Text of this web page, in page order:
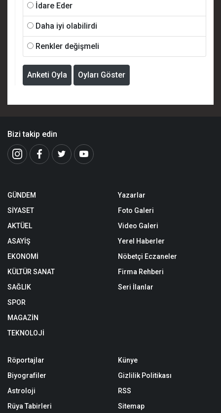
İdare Eder
Daha iyi olabilirdi
Renkler değişmeli
Anketi Oyla Oyları Göster
Bizi takip edin
GÜNDEM
SİYASET
AKTÜEL
ASAYİŞ
EKONOMİ
KÜLTÜR SANAT
SAĞLIK
SPOR
MAGAZİN
TEKNOLOJİ
Yazarlar
Foto Galeri
Video Galeri
Yerel Haberler
Nöbetçi Eczaneler
Firma Rehberi
Seri İlanlar
Röportajlar
Biyografiler
Astroloji
Rüya Tabirleri
Künye
Gizlilik Politikası
RSS
Sitemap